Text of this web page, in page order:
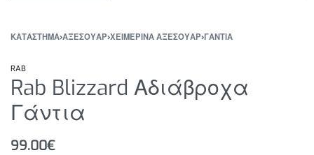
ΚΑΤΆΣΤΗΜΑ›ΑΞΕΣΟΥΑΡ›ΧΕΙΜΕΡΙΝΑ ΑΞΕΣΟΥΑΡ›ΓΑΝΤΙΑ
RAB
Rab Blizzard Αδιάβροχα
Γάντια
99.00€